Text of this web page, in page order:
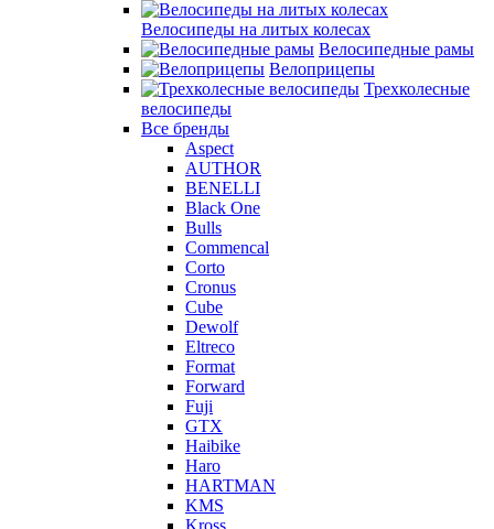
Велосипеды на литых колесах
Велосипедные рамы
Велоприцепы
Трехколесные
велосипеды
Все бренды
Aspect
AUTHOR
BENELLI
Black One
Bulls
Commencal
Corto
Cronus
Cube
Dewolf
Eltreco
Format
Forward
Fuji
GTX
Haibike
Haro
HARTMAN
KMS
Kross